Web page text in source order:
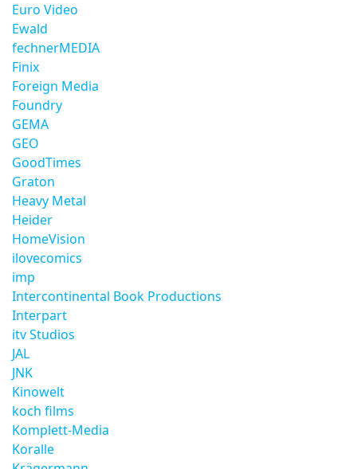
Euro Video
Ewald
fechnerMEDIA
Finix
Foreign Media
Foundry
GEMA
GEO
GoodTimes
Graton
Heavy Metal
Heider
HomeVision
ilovecomics
imp
Intercontinental Book Productions
Interpart
itv Studios
JAL
JNK
Kinowelt
koch films
Komplett-Media
Koralle